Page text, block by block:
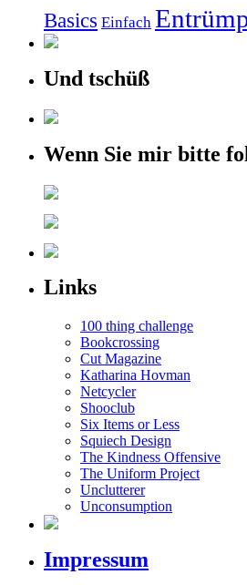
Basics Einfach
Und tschüß
Wenn Sie mir bitte
Links
100 thing challenge
Bookcrossing
Cut Magazine
Katharina Hovman
Netcycler
Shooclub
Six Items or Less
Squiech Design
The Kindness Offensive
The Uniform Project
Unclutterer
Unconsumption
Impressum